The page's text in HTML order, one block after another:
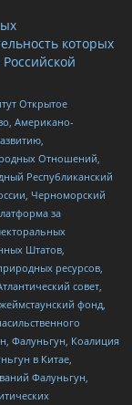
которых
Открытое
Американо-
Отношений,
Республиканский
Черноморский
за
Штатов,
ресурсов,
совет,
фонд,
Фалуньгун, Коалиция
в Китае,
Фалуньгун,